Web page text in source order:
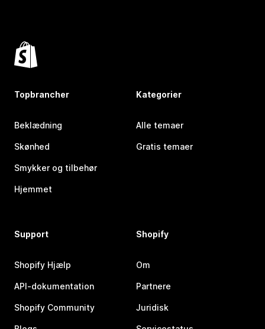
Topbrancher
Beklædning
Skønhed
Smykker og tilbehør
Hjemmet
Kategorier
Alle temaer
Gratis temaer
Support
Shopify Hjælp
API-dokumentation
Shopify Community
Shopify
Om
Partnere
Juridisk